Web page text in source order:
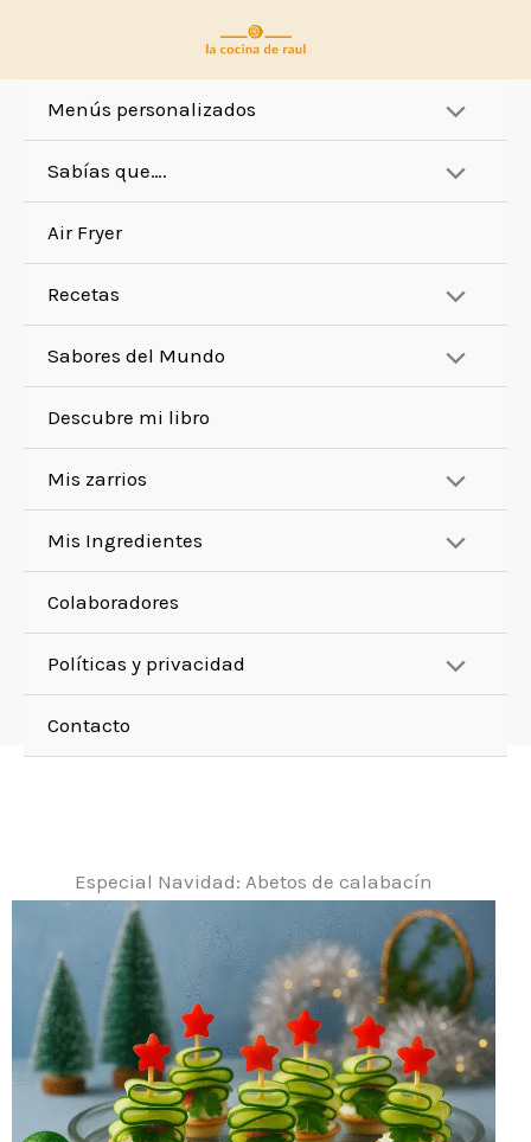
Menús personalizados
Sabías que….
Air Fryer
Recetas
Sabores del Mundo
Descubre mi libro
Mis zarrios
Mis Ingredientes
Colaboradores
Políticas y privacidad
Contacto
Especial Navidad: Abetos de calabacín